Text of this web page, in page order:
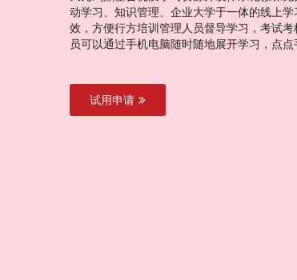
动学习、知识管理、企业大学于一体的线上
效，方便行方培训管理人员督导学习，考试
员可以通过手机电脑随时随地展开学习，点点
试用申请